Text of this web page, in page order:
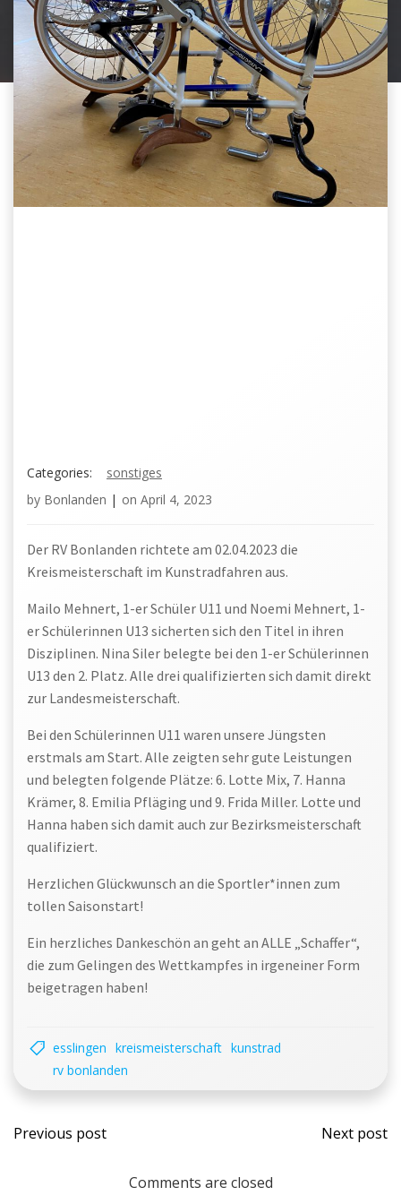
Categories:
sonstiges
by Bonlanden | on April 4, 2023
Der RV Bonlanden richtete am 02.04.2023 die
Kreismeisterschaft im Kunstradfahren aus.
Mailo Mehnert, 1-er Schüler U11 und Noemi Mehnert, 1-
er Schülerinnen U13 sicherten sich den Titel in ihren
Disziplinen. Nina Siler belegte bei den 1-er Schülerinnen
U13 den 2. Platz. Alle drei qualifizierten sich damit direkt
zur Landesmeisterschaft.
Bei den Schülerinnen U11 waren unsere Jüngsten
erstmals am Start. Alle zeigten sehr gute Leistungen
und belegten folgende Plätze: 6. Lotte Mix, 7. Hanna
Krämer, 8. Emilia Pfläging und 9. Frida Miller. Lotte und
Hanna haben sich damit auch zur Bezirksmeisterschaft
qualifiziert.
Herzlichen Glückwunsch an die Sportler*innen zum
tollen Saisonstart!
Ein herzliches Dankeschön an geht an ALLE „Schaffer“,
die zum Gelingen des Wettkampfes in irgeneiner Form
beigetragen haben!
esslingen kreismeisterschaft kunstrad
rv bonlanden
Post
navigation
Previous post
Post
Next post
Comments are closed